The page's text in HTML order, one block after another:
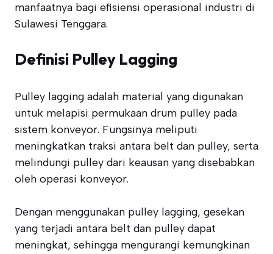
manfaatnya bagi efisiensi operasional industri di
Sulawesi Tenggara.
Definisi Pulley Lagging
Pulley lagging adalah material yang digunakan
untuk melapisi permukaan drum pulley pada
sistem konveyor. Fungsinya meliputi
meningkatkan traksi antara belt dan pulley, serta
melindungi pulley dari keausan yang disebabkan
oleh operasi konveyor.
Dengan menggunakan pulley lagging, gesekan
yang terjadi antara belt dan pulley dapat
meningkat, sehingga mengurangi kemungkinan